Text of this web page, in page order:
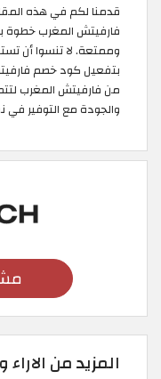
قدمنا لكم في هذه
فارفيتش المغرب
وممتعة. لا تنسوا أن
من فارفيتش المغرب
والجودة مع التوفير
المزيد من